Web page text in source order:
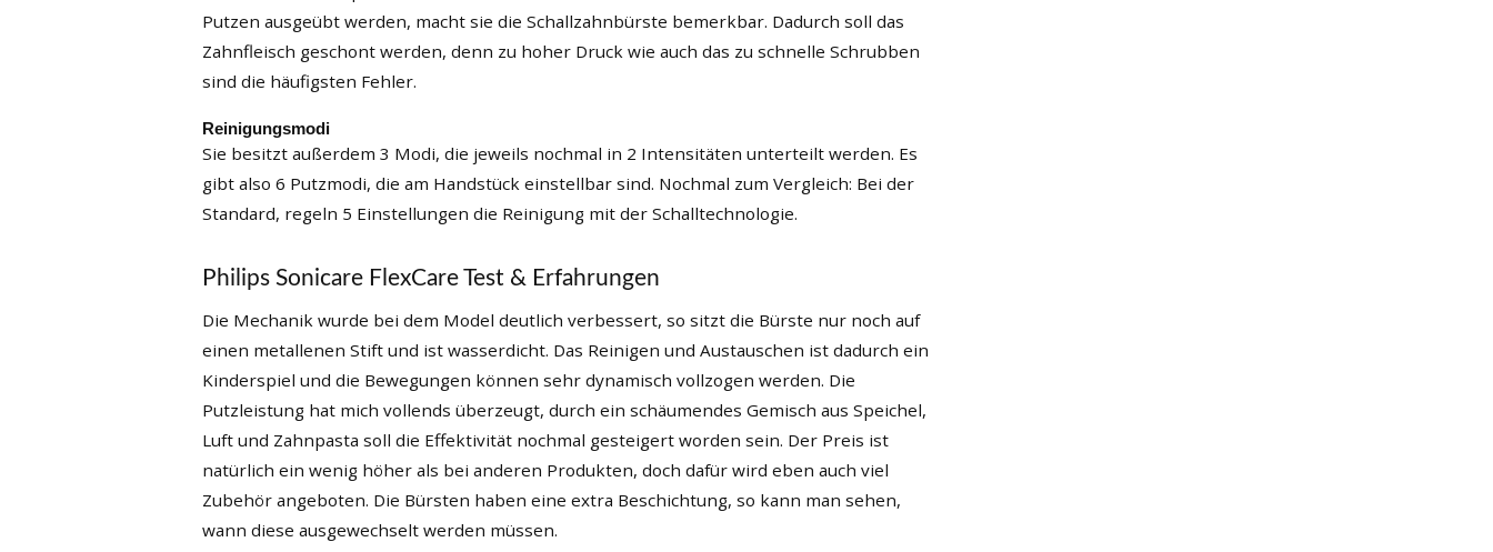
Putzen ausgeübt werden, macht sie die Schallzahnbürste bemerkbar. Dadurch soll das
Zahnfleisch geschont werden, denn zu hoher Druck wie auch das zu schnelle Schrubben
sind die häufigsten Fehler.
Reinigungsmodi
Sie besitzt außerdem 3 Modi, die jeweils nochmal in 2 Intensitäten unterteilt werden. Es
gibt also 6 Putzmodi, die am Handstück einstellbar sind. Nochmal zum Vergleich: Bei der
Standard, regeln 5 Einstellungen die Reinigung mit der Schalltechnologie.
Philips Sonicare FlexCare Test & Erfahrungen
Die Mechanik wurde bei dem Model deutlich verbessert, so sitzt die Bürste nur noch auf
einen metallenen Stift und ist wasserdicht. Das Reinigen und Austauschen ist dadurch ein
Kinderspiel und die Bewegungen können sehr dynamisch vollzogen werden. Die
Putzleistung hat mich vollends überzeugt, durch ein schäumendes Gemisch aus Speichel,
Luft und Zahnpasta soll die Effektivität nochmal gesteigert worden sein. Der Preis ist
natürlich ein wenig höher als bei anderen Produkten, doch dafür wird eben auch viel
Zubehör angeboten. Die Bürsten haben eine extra Beschichtung, so kann man sehen,
wann diese ausgewechselt werden müssen.